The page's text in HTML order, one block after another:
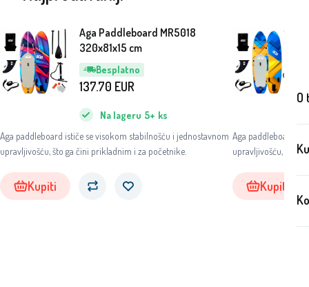
Besplatno
Aga Paddleboard MR5018
320x81x15 cm
Aga paddleboard ističe se visokom stabilnošću i jednostavnom
upravljivošću, što ga čini prikladnim i za početnike.
Na lageru 5+ ks
137.70 EUR
Kupiti
Aga paddleboard
upravljivošću, što
Kupiti
O